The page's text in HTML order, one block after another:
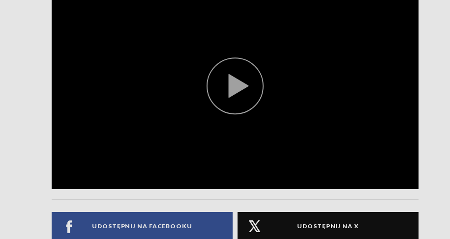
UDOSTĘPNIJ NA FACEBOOKU UDOSTĘPNIJ NA X